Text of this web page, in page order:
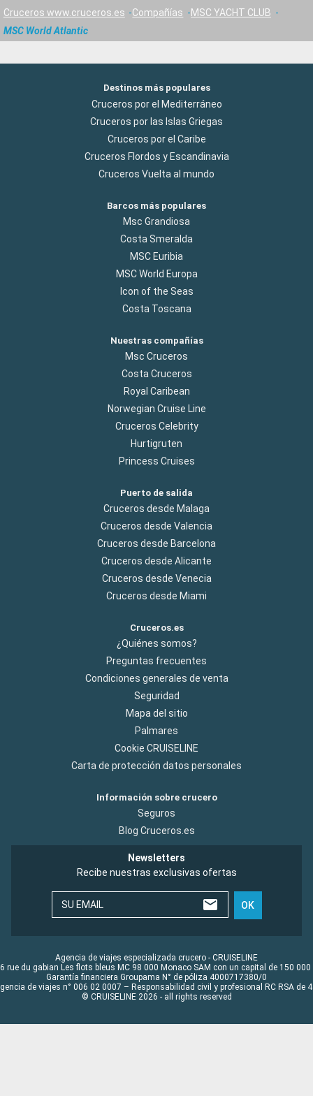
Cruceros www.cruceros.es Compañías
MSC YACHT CLUB
MSC World Atlantic
Destinos más populares
Cruceros por el Mediterráneo
Cruceros por las Islas Griegas
Cruceros por el Caribe
Cruceros Flordos y Escandinavia
Cruceros Vuelta al mundo
Barcos más populares
Msc Grandiosa
Costa Smeralda
MSC Euribia
MSC World Europa
Icon of the Seas
Costa Toscana
Nuestras compañías
Msc Cruceros
Costa Cruceros
Royal Caribean
Norwegian Cruise Line
Cruceros Celebrity
Hurtigruten
Princess Cruises
Puerto de salida
Cruceros desde Malaga
Cruceros desde Valencia
Cruceros desde Barcelona
Cruceros desde Alicante
Cruceros desde Venecia
Cruceros desde Miami
Cruceros.es
¿Quiénes somos?
Preguntas frecuentes
Condiciones generales de venta
Seguridad
Mapa del sitio
Palmares
Cookie CRUISELINE
Carta de protección datos personales
Información sobre crucero
Seguros
Blog Cruceros.es
Newsletters
Recibe nuestras exclusivas ofertas
SU EMAIL OK
Agencia de viajes especializada crucero - CRUISELINE
rue du gabian Les flots bleus MC 98 000 Monaco SAM con un capital de 150 000
Garantía financiera Groupama N° de póliza 4000717380/0
de viajes n° 006 02 0007 – Responsabilidad civil y profesional RC RSA de
© CRUISELINE 2026 - all rights reserved